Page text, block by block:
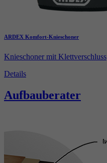
ARDEX Komfort-Knieschoner
Knieschoner mit Klettverschluss
Details
Aufbauberater